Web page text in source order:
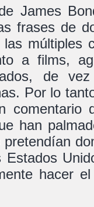
James
frases de
múltiples
a films,
de
Por lo
comentario
han
hacer